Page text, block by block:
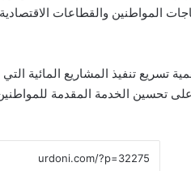
المواطنين والقطاعات
تسريع تنفيذ المشاريع المائية
على تحسين الخدمة المقدمة